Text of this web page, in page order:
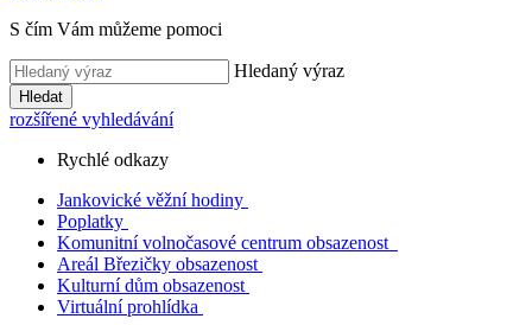
S čím Vám můžeme pomoci
Hledaný výraz
Hledat
rozšířené vyhledávání
Rychlé odkazy
Jankovické věžní hodiny
Poplatky
Komunitní volnočasové centrum obsazenost
Areál Březičky obsazenost
Kulturní dům obsazenost
Virtuální prohlídka